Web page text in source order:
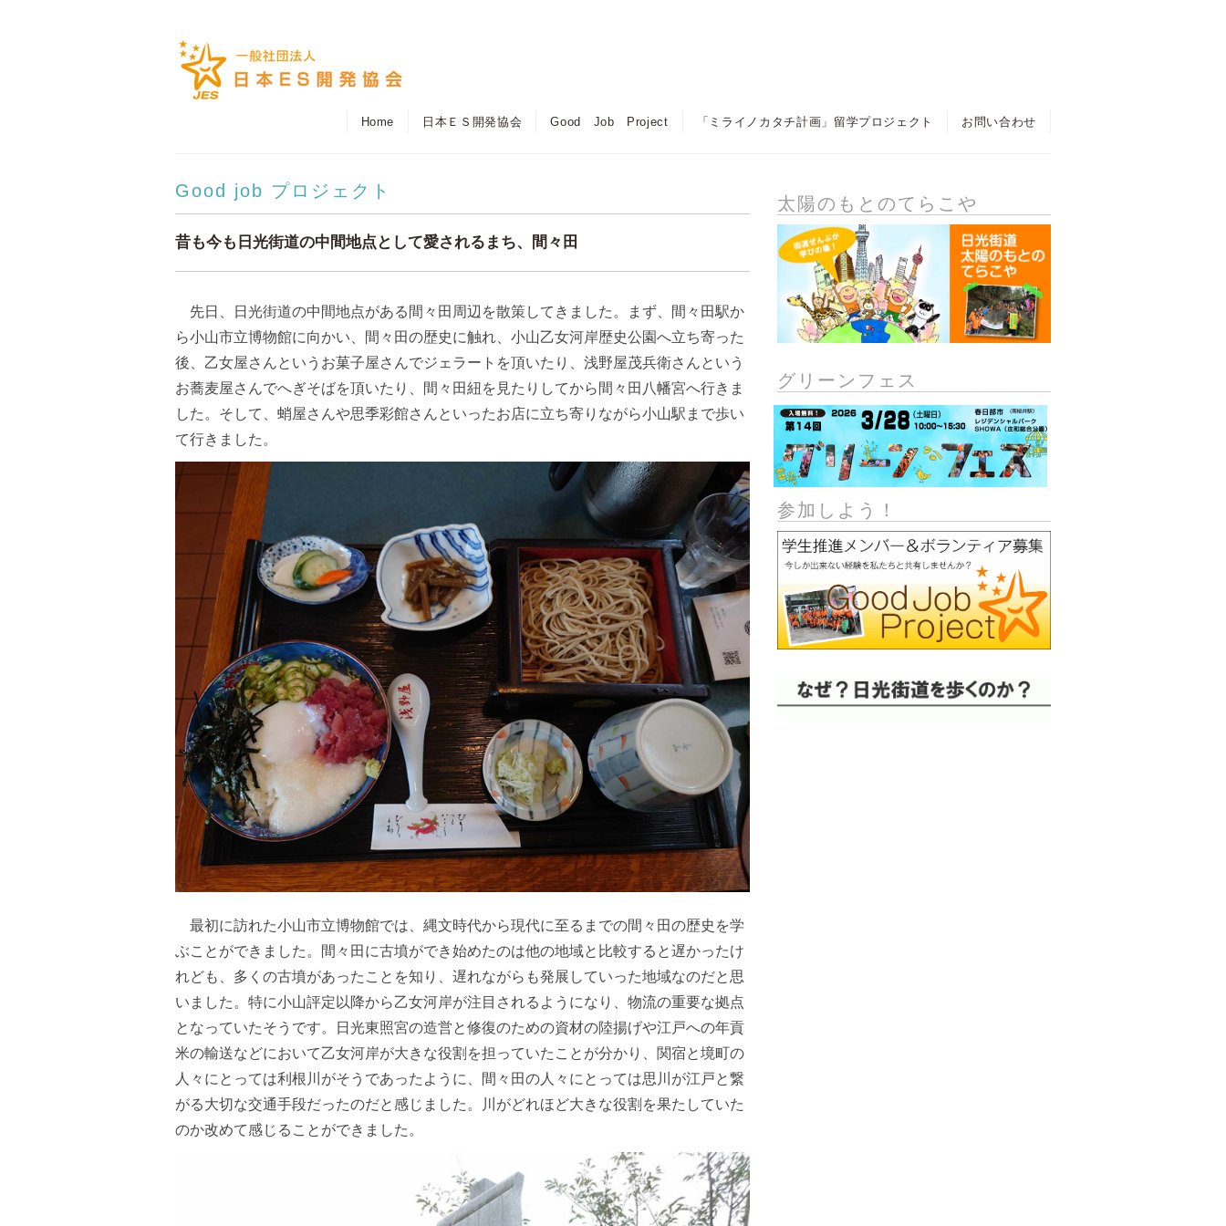
Home 日本ＥＳ開発協会 Good Job Project 「ミライノカタチ計画」留学プロジェクト お問い合わせ
Good job プロジェクト
昔も今も日光街道の中間地点として愛されるまち、間々田
先日、日光街道の中間地点がある間々田周辺を散策してきました。まず、間々田駅か
ら小山市立博物館に向かい、間々田の歴史に触れ、小山乙女河岸歴史公園へ立ち寄った
後、乙女屋さんというお菓子屋さんでジェラートを頂いたり、浅野屋茂兵衛さんという
お蕎麦屋さんでへぎそばを頂いたり、間々田紐を見たりしてから間々田八幡宮へ行きま
した。そして、蛸屋さんや思季彩館さんといったお店に立ち寄りながら小山駅まで歩い
て行きました。
最初に訪れた小山市立博物館では、縄文時代から現代に至るまでの間々田の歴史を学
ぶことができました。間々田に古墳ができ始めたのは他の地域と比較すると遅かったけ
れども、多くの古墳があったことを知り、遅れながらも発展していった地域なのだと思
いました。特に小山評定以降から乙女河岸が注目されるようになり、物流の重要な拠点
となっていたそうです。日光東照宮の造営と修復のための資材の陸揚げや江戸への年貢
米の輸送などにおいて乙女河岸が大きな役割を担っていたことが分かり、関宿と境町の
人々にとっては利根川がそうであったように、間々田の人々にとっては思川が江戸と繋
がる大切な交通手段だったのだと感じました。川がどれほど大きな役割を果たしていた
のか改めて感じることができました。
太陽のもとのてらこや
グリーンフェス
参加しよう！